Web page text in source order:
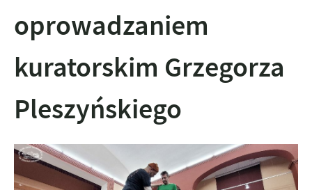
oprowadzaniem
kuratorskim Grzegorza
Pleszyńskiego